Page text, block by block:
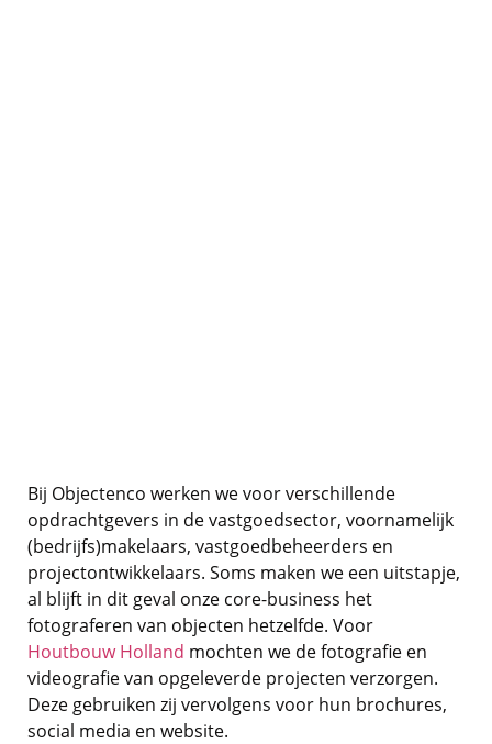
Bij Objectenco werken we voor verschillende
opdrachtgevers in de vastgoedsector, voornamelijk
(bedrijfs)makelaars, vastgoedbeheerders en
projectontwikkelaars. Soms maken we een uitstapje,
al blijft in dit geval onze core-business het
fotograferen van objecten hetzelfde. Voor
Houtbouw Holland mochten we de fotografie en
videografie van opgeleverde projecten verzorgen.
Deze gebruiken zij vervolgens voor hun brochures,
social media en website.